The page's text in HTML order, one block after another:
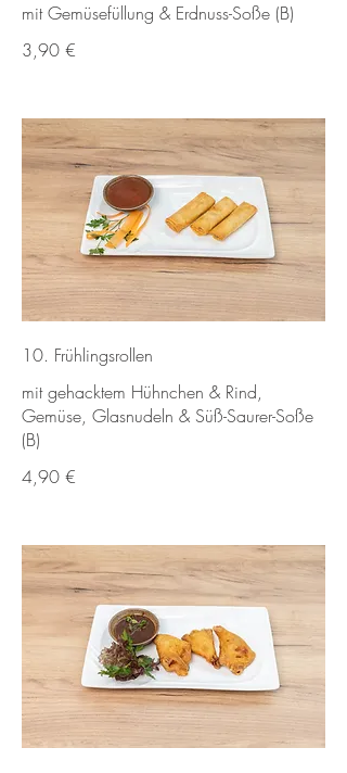
mit Gemüsefüllung & Erdnuss-Soße (B)
3,90 €
10. Frühlingsrollen
mit gehacktem Hühnchen & Rind,
Gemüse, Glasnudeln & Süß-Saurer-Soße
(B)
4,90 €